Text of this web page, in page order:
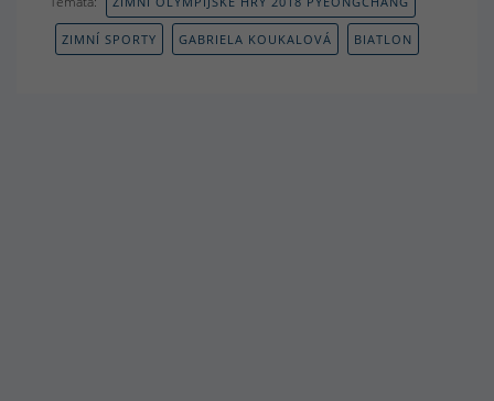
ZIMNÍ SPORTY GABRIELA KOUKALOVÁ BIATLON